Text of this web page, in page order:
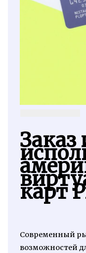
Заказ
карт
Современный
возможностей